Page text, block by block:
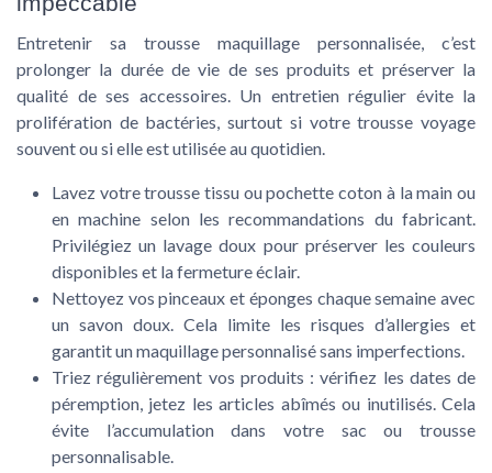
Entretenir sa trousse maquillage personnalisée, c’est
prolonger la durée de vie de ses produits et préserver la
qualité de ses accessoires. Un entretien régulier évite la
prolifération de bactéries, surtout si votre trousse voyage
souvent ou si elle est utilisée au quotidien.
Lavez votre trousse tissu ou pochette coton à la main ou
en machine selon les recommandations du fabricant.
Privilégiez un lavage doux pour préserver les couleurs
disponibles et la fermeture éclair.
Nettoyez vos pinceaux et éponges chaque semaine avec
un savon doux. Cela limite les risques d’allergies et
garantit un maquillage personnalisé sans imperfections.
Triez régulièrement vos produits : vérifiez les dates de
péremption, jetez les articles abîmés ou inutilisés. Cela
évite l’accumulation dans votre sac ou trousse
personnalisable.